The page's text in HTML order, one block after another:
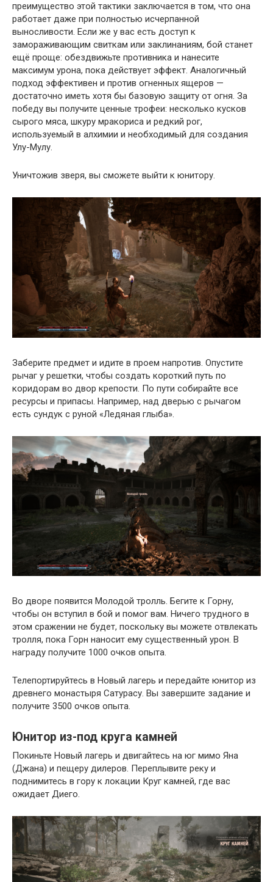
преимущество этой тактики заключается в том, что она
работает даже при полностью исчерпанной
выносливости. Если же у вас есть доступ к
замораживающим свиткам или заклинаниям, бой станет
ещё проще: обездвижьте противника и нанесите
максимум урона, пока действует эффект. Аналогичный
подход эффективен и против огненных ящеров —
достаточно иметь хотя бы базовую защиту от огня. За
победу вы получите ценные трофеи: несколько кусков
сырого мяса, шкуру мракориса и редкий рог,
используемый в алхимии и необходимый для создания
Улу-Мулу.
Уничтожив зверя, вы сможете выйти к юнитору.
Заберите предмет и идите в проем напротив. Опустите
рычаг у решетки, чтобы создать короткий путь по
коридорам во двор крепости. По пути собирайте все
ресурсы и припасы. Например, над дверью с рычагом
есть сундук с руной «Ледяная глыба».
Во дворе появится Молодой тролль. Бегите к Горну,
чтобы он вступил в бой и помог вам. Ничего трудного в
этом сражении не будет, поскольку вы можете отвлекать
тролля, пока Горн наносит ему существенный урон. В
награду получите 1000 очков опыта.
Телепортируйтесь в Новый лагерь и передайте юнитор из
древнего монастыря Сатурасу. Вы завершите задание и
получите 3500 очков опыта.
Юнитор из-под круга камней
Покиньте Новый лагерь и двигайтесь на юг мимо Яна
(Джана) и пещеру дилеров. Переплывите реку и
поднимитесь в гору к локации Круг камней, где вас
ожидает Диего.